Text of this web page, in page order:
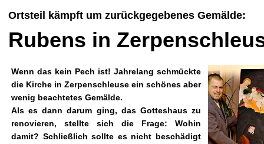
Ortsteil kämpft um zurückgegebenes Gemälde:
Rubens in
Wenn das kein Pech ist! Jahrelang schmückte
die Kirche in Zerpenschleuse ein schönes aber
wenig beachtetes Gemälde.
Als es dann darum ging, das Gotteshaus zu
renovieren, stellte sich die Frage: Wohin
damit? Schließlich sollte es nicht beschädigt